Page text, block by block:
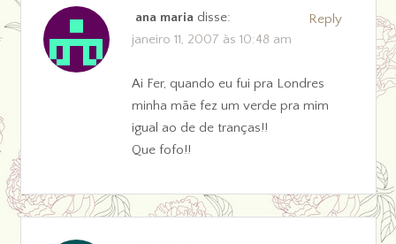
ana maria disse:
janeiro 11, 2007 às 10:48 am
Ai Fer, quando eu fui pra Londres
minha mãe fez um verde pra mim
igual ao de de tranças!!
Que fofo!!
Reply